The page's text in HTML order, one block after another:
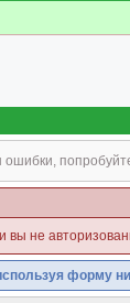
вы не
форму